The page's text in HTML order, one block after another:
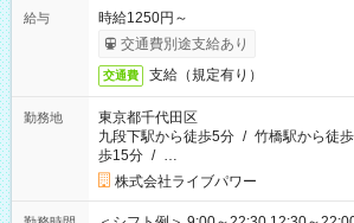
給与
時給1250円～
交通費別途支給あり
交通費 支給（規定有り）
勤務地
東京都千代田区
九段下駅から徒歩5分 / 竹橋駅から徒
歩15分 / …
株式会社ライブパワー